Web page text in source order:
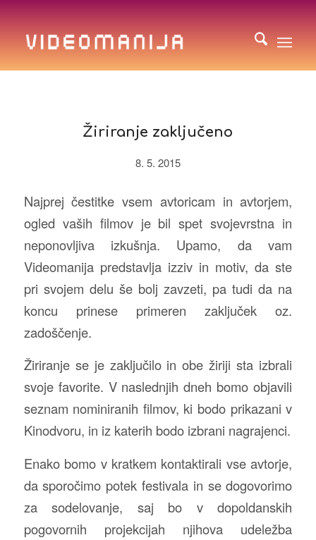
Žiriranje zaključeno
8. 5. 2015
Najprej čestitke vsem avtoricam in avtorjem,
ogled vaših filmov je bil spet svojevrstna in
neponovljiva izkušnja. Upamo, da vam
Videomanija predstavlja izziv in motiv, da ste
pri svojem delu še bolj zavzeti, pa tudi da na
koncu prinese primeren zaključek oz.
zadoščenje.
Žiriranje se je zaključilo in obe žiriji sta izbrali
svoje favorite. V naslednjih dneh bomo objavili
seznam nominiranih filmov, ki bodo prikazani v
Kinodvoru, in iz katerih bodo izbrani nagrajenci.
Enako bomo v kratkem kontaktirali vse avtorje,
da sporočimo potek festivala in se dogovorimo
za sodelovanje, saj bo v dopoldanskih
pogovornih projekcijah njihova udeležba